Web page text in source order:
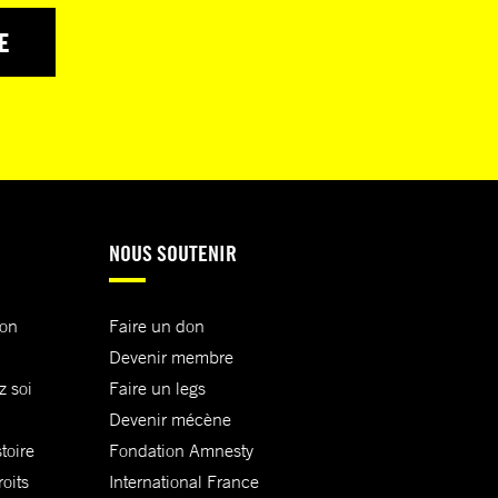
soi
NOUS SOUTENIR
Faire un don
Devenir membre
Faire un legs
Devenir mécène
Fondation Amnesty
International France